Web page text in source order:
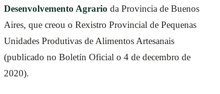
Desenvolvemento Agrario da Provincia de Buenos
Aires, que creou o Rexistro Provincial de Pequenas
Unidades Produtivas de Alimentos Artesanais
(publicado no Boletín Oficial o 4 de decembro de
2020).